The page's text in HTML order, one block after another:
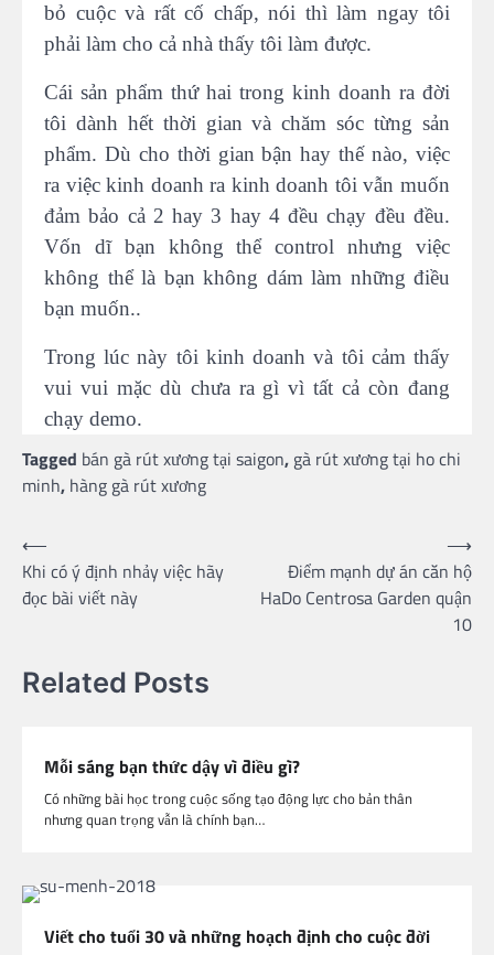
bỏ cuộc và rất cố chấp, nói thì làm ngay tôi
phải làm cho cả nhà thấy tôi làm được.
Cái sản phẩm thứ hai trong kinh doanh ra đời
tôi dành hết thời gian và chăm sóc từng sản
phẩm. Dù cho thời gian bận hay thế nào, việc
ra việc kinh doanh ra kinh doanh tôi vẫn muốn
đảm bảo cả 2 hay 3 hay 4 đều chạy đều đều.
Vốn dĩ bạn không thể control nhưng việc
không thể là bạn không dám làm những điều
bạn muốn..
Trong lúc này tôi kinh doanh và tôi cảm thấy
vui vui mặc dù chưa ra gì vì tất cả còn đang
chạy demo.
Tagged bán gà rút xương tại saigon, gà rút xương tại ho chi
minh, hàng gà rút xương
Post
navigation
⟵
Khi có ý định nhảy việc hãy
đọc bài viết này
Điểm mạnh dự án căn hộ
HaDo Centrosa Garden quận
10
⟶
Related Posts
Mỗi sáng bạn thức dậy vì điều gì?
Có những bài học trong cuộc sống tạo động lực cho bản thân
nhưng quan trọng vẫn là chính bạn…
Viết cho tuổi 30 và những hoạch định cho cuộc đời